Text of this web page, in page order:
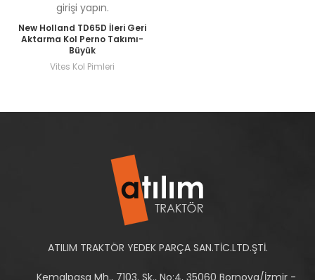
girişi yapın.
New Holland TD65D İleri Geri
Aktarma Kol Perno Takımı-
Büyük
Vites Kol Pimleri
ATILIM TRAKTÖR YEDEK PARÇA SAN.TİC.LTD.ŞTİ.
Kemalpaşa Mh., 7103. Sk., No:4, 35060 Bornova/İzmir -